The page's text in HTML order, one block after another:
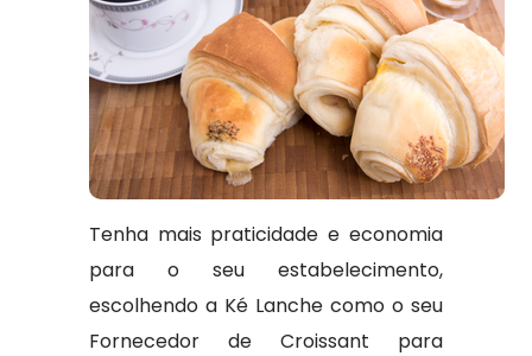
Tenha mais praticidade e economia
para o seu estabelecimento,
escolhendo a Ké Lanche como o seu
Fornecedor de Croissant para